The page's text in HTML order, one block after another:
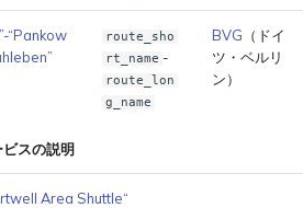
“Pankow
route_sho
rt_name -
route_lon
g_name
BVG （ドイ
ツ・ベルリ
ン）
スの説明
Area Shuttle“